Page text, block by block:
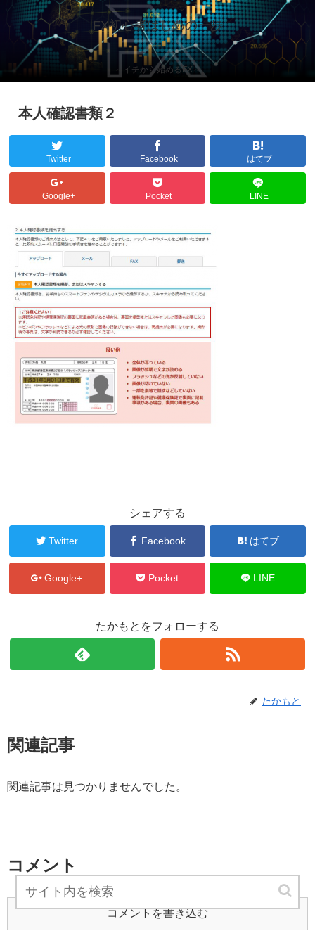
FX初心者はじめの一歩
～イチから始めるFX～
本人確認書類２
Twitter Facebook はてブ
Google+ Pocket LINE
シェアする
Twitter Facebook はてブ
Google+ Pocket LINE
たかもとをフォローする
たかもと
関連記事
関連記事は見つかりませんでした。
コメント
コメントを書き込む